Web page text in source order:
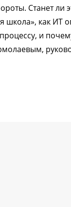
Станет
школа», как
и